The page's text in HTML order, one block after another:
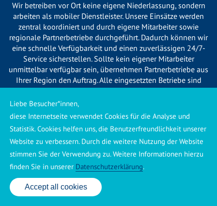
Wir betreiben vor Ort keine eigene Niederlassung, sondern
arbeiten als mobiler Dienstleister. Unsere Einsätze werden
zentral koordiniert und durch eigene Mitarbeiter sowie
regionale Partnerbetriebe durchgeführt. Dadurch können wir
eine schnelle Verfügbarkeit und einen zuverlässigen 24/7-
Service sicherstellen. Sollte kein eigener Mitarbeiter
unmittelbar verfügbar sein, übernehmen Partnerbetriebe aus
Ihrer Region den Auftrag. Alle eingesetzten Betriebe sind
verpflichtet, Sie vor Beginn der Arbeiten transparent über die
voraussichtlichen Kosten zu informieren und ortsübliche
Preise zu berechnen.
Käuferschutz ansehen|Impressum|Datenschutzerklärung
24 Std. Service: ✆ 0176 160 517 86
Accept all cookies
Liebe Besucher*innen,
diese Internetseite verwendet Cookies für die Analyse und
Statistik. Cookies helfen uns, die Benutzerfreundlichkeit unserer
Website zu verbessern. Durch die weitere Nutzung der Website
stimmen Sie der Verwendung zu. Weitere Informationen hierzu
finden Sie in unserer Datenschutzerklärung.